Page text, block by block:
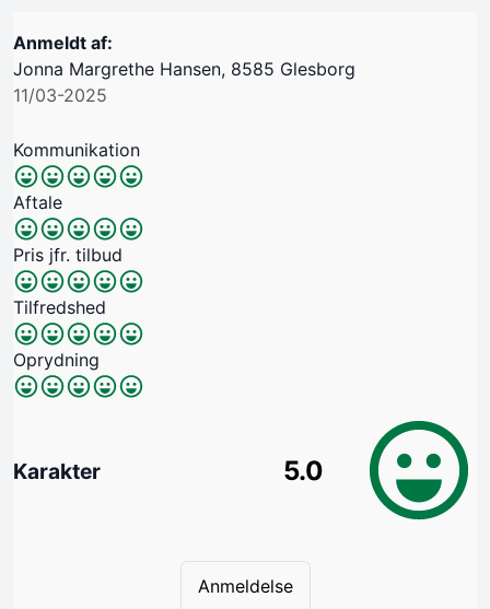
Anmeldt af:
Jonna Margrethe Hansen, 8585 Glesborg
11/03-2025
Kommunikation
Aftale
Pris jfr. tilbud
Tilfredshed
Oprydning
Karakter 5.0
Anmeldelse